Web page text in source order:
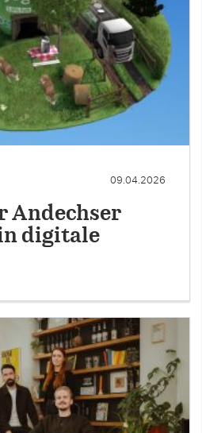
09.04.2026
Andechser
digitale